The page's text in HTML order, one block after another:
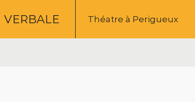
VERBALE Théatre à Perigueux